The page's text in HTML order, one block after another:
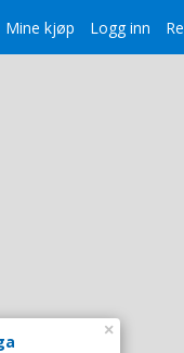
Mine kjøp Logg inn
×